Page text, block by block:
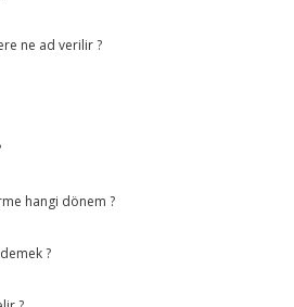
ne ad verilir ?
hangi dönem ?
?